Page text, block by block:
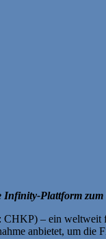
Plattform
– ein weltweit
anbietet, um